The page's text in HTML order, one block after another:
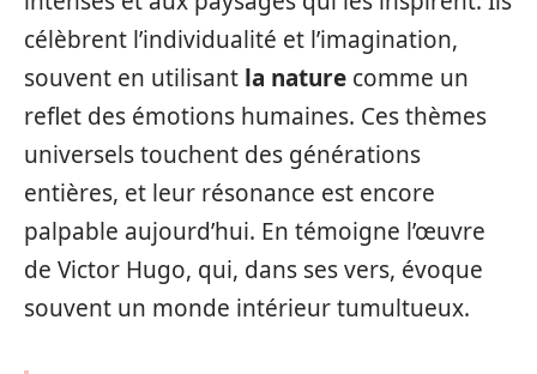
célèbrent l’individualité et l’imagination,
souvent en utilisant la nature comme un
reflet des émotions humaines. Ces thèmes
universels touchent des générations
entières, et leur résonance est encore
palpable aujourd’hui. En témoigne l’œuvre
de Victor Hugo, qui, dans ses vers, évoque
souvent un monde intérieur tumultueux.